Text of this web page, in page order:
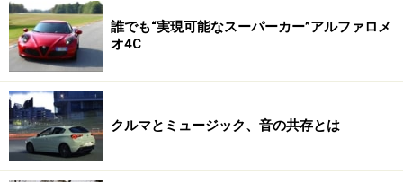
誰でも“実現可能なスーパーカー”アルファロメ
オ4C
クルマとミュージック、音の共存とは